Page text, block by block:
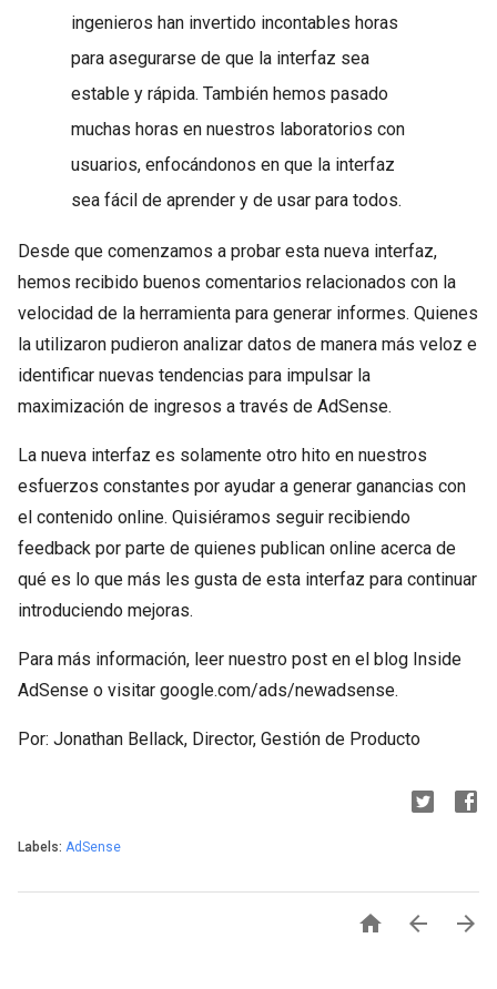
ingenieros han invertido incontables horas
para asegurarse de que la interfaz sea
estable y rápida. También hemos pasado
muchas horas en nuestros laboratorios con
usuarios, enfocándonos en que la interfaz
sea fácil de aprender y de usar para todos.
Desde que comenzamos a probar esta nueva interfaz,
hemos recibido buenos comentarios relacionados con la
velocidad de la herramienta para generar informes. Quienes
la utilizaron pudieron analizar datos de manera más veloz e
identificar nuevas tendencias para impulsar la
maximización de ingresos a través de AdSense.
La nueva interfaz es solamente otro hito en nuestros
esfuerzos constantes por ayudar a generar ganancias con
el contenido online. Quisiéramos seguir recibiendo
feedback por parte de quienes publican online acerca de
qué es lo que más les gusta de esta interfaz para continuar
introduciendo mejoras.
Para más información, leer nuestro post en el blog Inside
AdSense o visitar google.com/ads/newadsense.
Por: Jonathan Bellack, Director, Gestión de Producto
Labels: AdSense
  